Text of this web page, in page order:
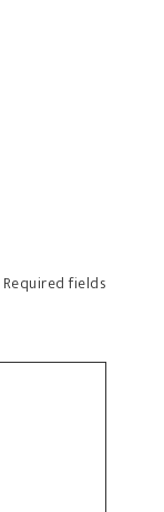
Required fields